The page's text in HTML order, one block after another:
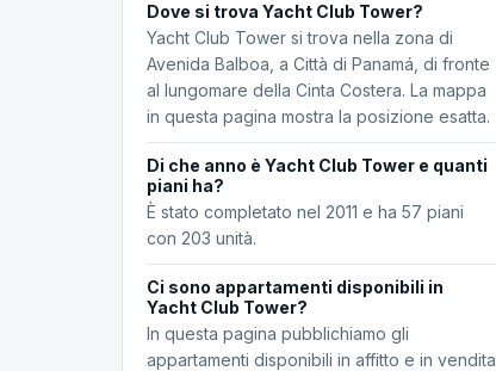
Dove si trova Yacht Club Tower?
Yacht Club Tower si trova nella zona di
Avenida Balboa, a Città di Panamá, di fronte
al lungomare della Cinta Costera. La mappa
in questa pagina mostra la posizione esatta.
Di che anno è Yacht Club Tower e quanti
piani ha?
È stato completato nel 2011 e ha 57 piani
con 203 unità.
Ci sono appartamenti disponibili in
Yacht Club Tower?
In questa pagina pubblichiamo gli
appartamenti disponibili in affitto e in vendita